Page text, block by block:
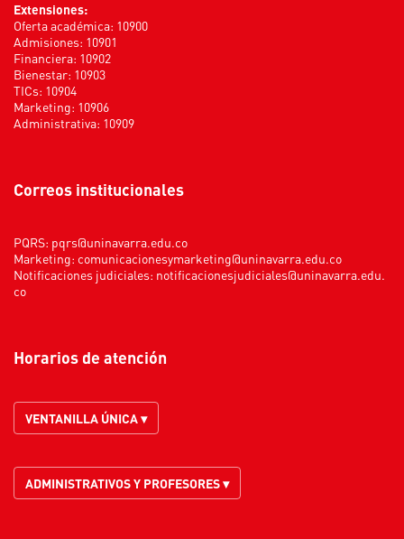
Extensiones:
Oferta académica: 10900
Admisiones: 10901
Financiera: 10902
Bienestar: 10903
TICs: 10904
Marketing: 10906
Administrativa: 10909
Correos institucionales
PQRS: pqrs@uninavarra.edu.co
Marketing: comunicacionesymarketing@uninavarra.edu.co
Notificaciones judiciales: notificacionesjudiciales@uninavarra.edu.
co
Horarios de atención
VENTANILLA ÚNICA ▾
ADMINISTRATIVOS Y PROFESORES ▾